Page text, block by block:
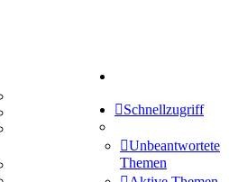
Treffenübersicht
Zitatesammlung
Schnellzugriff
Unbeantwortete
Themen